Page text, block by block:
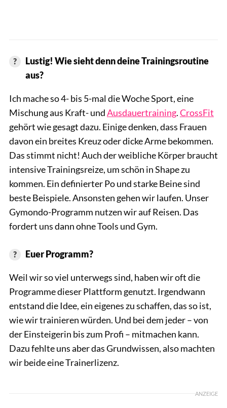
Lustig! Wie sieht denn deine Trainingsroutine
aus?
Ich mache so 4- bis 5-mal die Woche Sport, eine
Mischung aus Kraft- undAusdauertraining.CrossFit
gehört wie gesagt dazu. Einige denken, dass Frauen
davon ein breites Kreuz oder dicke Arme bekommen.
Das stimmt nicht! Auch der weibliche Körper braucht
intensive Trainingsreize, um schön in Shape zu
kommen. Ein definierter Po und starke Beine sind
beste Beispiele. Ansonsten gehen wir laufen. Unser
Gymondo-Programm nutzen wir auf Reisen. Das
fordert uns dann ohne Tools und Gym.
Euer Programm?
Weil wir so viel unterwegs sind, haben wir oft die
Programme dieser Plattform genutzt. Irgendwann
entstand die Idee, ein eigenes zu schaffen, das so ist,
wie wir trainieren würden. Und bei dem jeder – von
der Einsteigerin bis zum Profi – mitmachen kann.
Dazu fehlte uns aber das Grundwissen, also machten
wir beide eine Trainerlizenz.
ANZEIGE